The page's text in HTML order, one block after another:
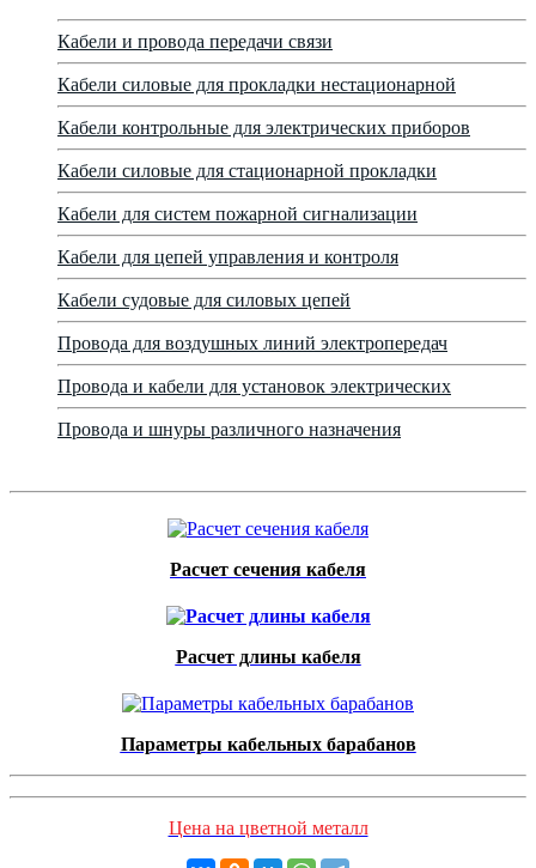
Кабели и провода передачи связи
Кабели силовые для прокладки нестационарной
Кабели контрольные для электрических приборов
Кабели силовые для стационарной прокладки
Кабели для систем пожарной сигнализации
Кабели для цепей управления и контроля
Кабели судовые для силовых цепей
Провода для воздушных линий электропередач
Провода и кабели для установок электрических
Провода и шнуры различного назначения
Расчет сечения кабеля
Расчет длины кабеля
Параметры кабельных барабанов
Цена на цветной металл